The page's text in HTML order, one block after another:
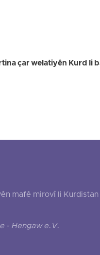
çar welatiyên Kurd li
mafê mirovî li
- Hengaw e.V.